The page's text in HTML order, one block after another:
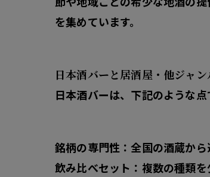
を集めています。
日本酒バーと居酒屋・他ジャ
日本酒バーは、下記のような
銘柄の専門性 ：全国の酒蔵か
飲み比べセット ：複数の種類